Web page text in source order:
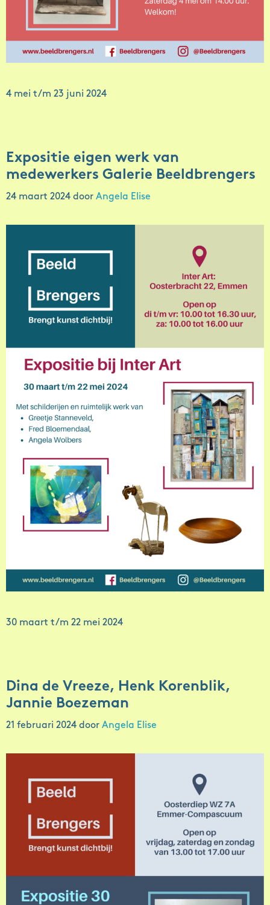
4 mei t/m 23 juni 2024
Expositie eigen werk van
medewerkers Galerie Beeldbrengers
24 maart 2024 door Angela Elise
30 maart t/m 22 mei 2024
Dina de Vreeze, Henk Korenblik,
Jannie Boezeman
21 februari 2024 door Angela Elise